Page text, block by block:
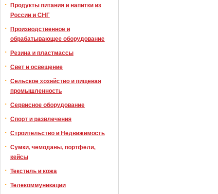
Продукты питания и напитки из
России и СНГ
Производственное и
обрабатывающее оборудование
Резина и пластмассы
Свет и освещение
Сельское хозяйство и пищевая
промышленность
Сервисное оборудование
Спорт и развлечения
Строительство и Недвижимость
Сумки, чемоданы, портфели,
кейсы
Текстиль и кожа
Телекоммуникации